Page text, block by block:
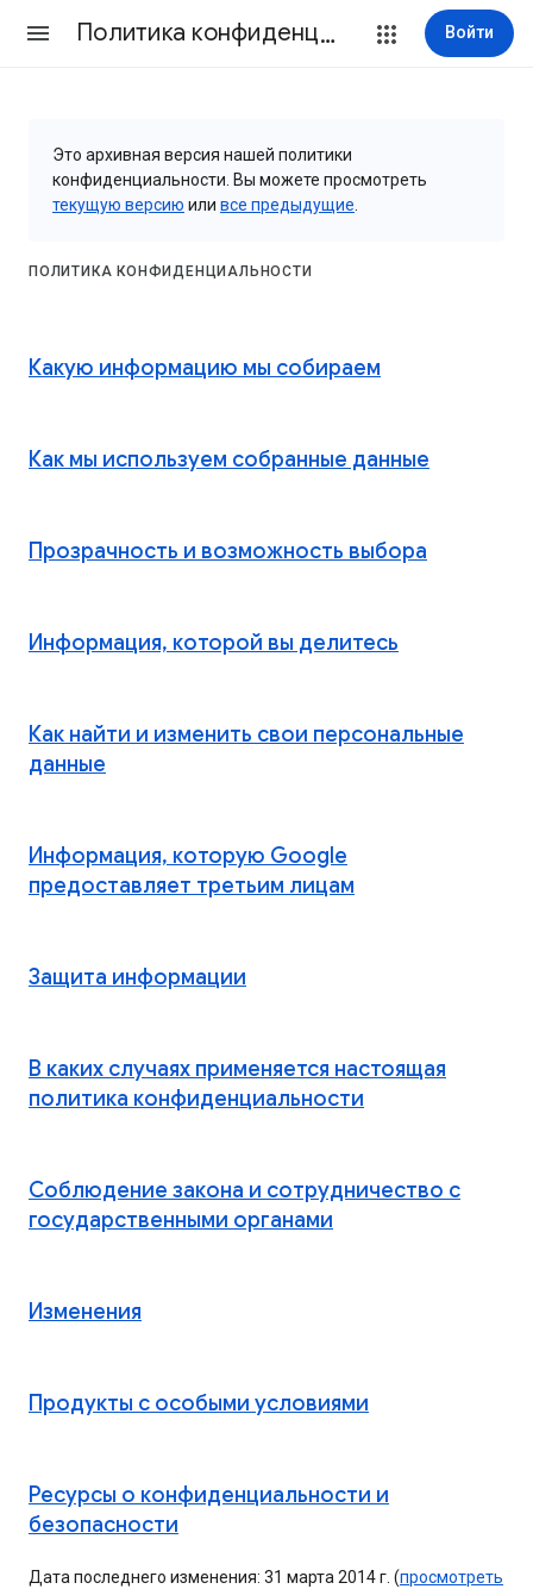
Политика конфиденциальности и Условия использования Войти
Это архивная версия нашей политики
конфиденциальности. Вы можете просмотреть
текущую версию или все предыдущие
ПОЛИТИКА КОНФИДЕНЦИАЛЬНОСТИ
Какую информацию мы собираем
Как мы используем собранные данные
Прозрачность и возможность выбора
Информация, которой вы делитесь
Как найти и изменить свои персональные
данные
Информация, которую Google
предоставляет третьим лицам
Защита информации
В каких случаях применяется настоящая
политика конфиденциальности
Соблюдение закона и сотрудничество с
государственными органами
Изменения
Продукты с особыми условиями
Ресурсы о конфиденциальности и
безопасности
Дата последнего изменения: 31 марта 2014 г. (просмотреть